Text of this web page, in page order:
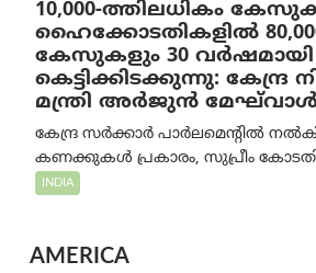
10,000-ത്തിലധികം
ഹൈക്കോടതികളിൽ
കേസുകളും 30 വർഷമായി
കെട്ടിക്കിടക്കുന്നു: കേന്ദ്ര
മന്ത്രി അര്‍ജുന്‍
കേന്ദ്ര സർക്കാർ പാർലമെന്റിൽ
കണക്കുകൾ പ്രകാരം, സുപ്രീം
INDIA
AMERICA